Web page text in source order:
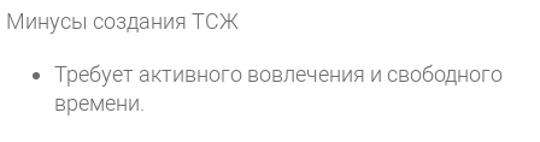
Минусы создания ТСЖ
Требует активного вовлечения и свободного
времени.